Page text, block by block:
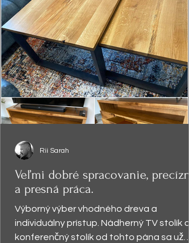
Veľmi dobré spracovanie, precízna
a presná práca.
Výborný výber vhodného dreva a
individuálny prístup. Nádherný TV stolík a
konferenčný stolík od tohto pána sa už
Rii Sarah